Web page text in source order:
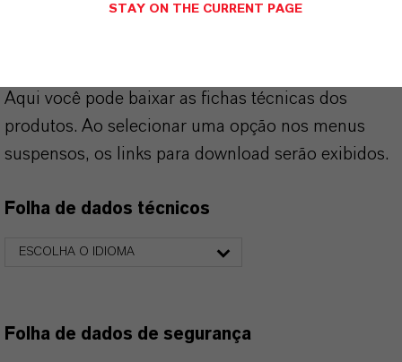
Aqui você pode baixar as fichas técnicas dos
produtos. Ao selecionar uma opção nos menus
suspensos, os links para download serão exibidos.
Folha de dados técnicos
ESCOLHA O IDIOMA
Folha de dados de segurança
STAY ON THE CURRENT PAGE